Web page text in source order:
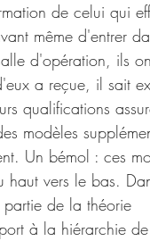
de celui qui
même d'entrer
d'opération, ils
a reçue, il sait
qualifications
modèles
Un bémol : ces
haut vers le bas.
de la théorie
à la hiérarchie de